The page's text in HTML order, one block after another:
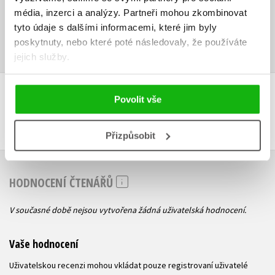
média, inzerci a analýzy. Partneři mohou zkombinovat
tyto údaje s dalšími informacemi, které jim byly
poskytnuty, nebo které poté následovaly, že používáte
jejich služby.
Povolit vše
Přizpůsobit
PDF Ukázka.pdf
DALŠÍ TITULY Z ŘADY "POKÉMON"
HODNOCENÍ ČTENÁŘŮ
V současné době nejsou vytvořena žádná uživatelská hodnocení.
Vaše hodnocení
Uživatelskou recenzi mohou vkládat pouze registrovaní uživatelé